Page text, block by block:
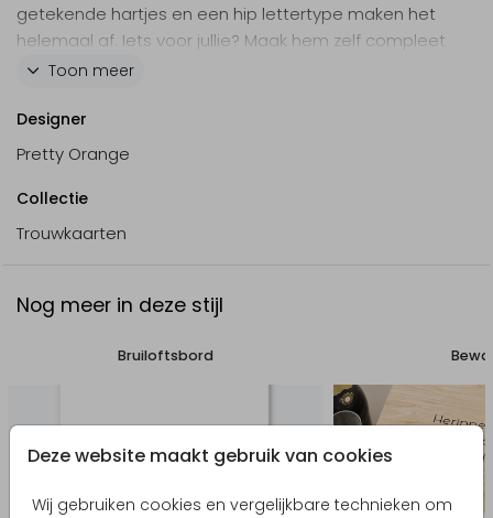
Deze website maakt gebruik van cookies
Wij gebruiken cookies en vergelijkbare technieken om
getekende hartjes en een hip lettertype maken het
helemaal af. Iets voor jullie? Maak hem zelf compleet
met eigen teksten, foto en kies er een leuke
Toon meer
Designer
Pretty Orange
Collectie
Trouwkaarten
Nog meer in deze stijl
Bruiloftsbord